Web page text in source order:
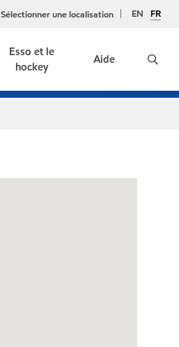
EN FR
Sélectionner une localisation
Esso et le
hockey
Aide